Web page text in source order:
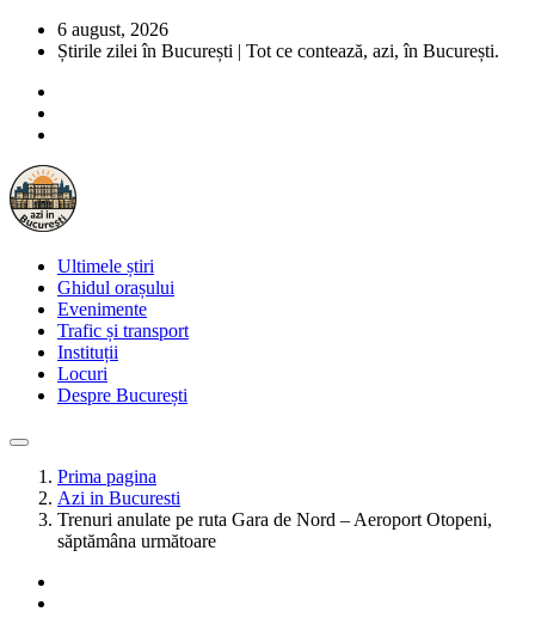
6 august, 2026
Știrile zilei în București | Tot ce contează, azi, în București.
Ultimele știri
Ghidul orașului
Evenimente
Trafic și transport
Instituții
Locuri
Despre București
Prima pagina
Azi in Bucuresti
Trenuri anulate pe ruta Gara de Nord – Aeroport Otopeni,
săptămâna următoare